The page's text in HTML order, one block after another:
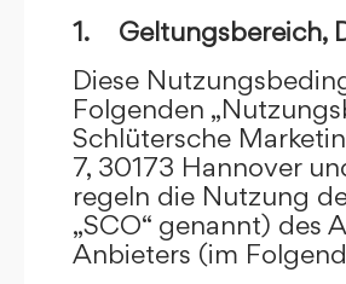
1. Geltungsbereich,
Diese
Folgenden
Schlütersche
7, 30173 Hannover
regeln die Nutzung
„SCO“ genannt) des
Anbieters (im